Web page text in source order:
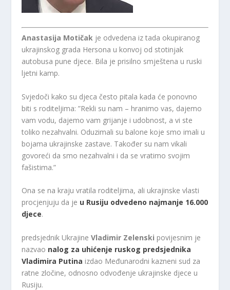
Anastasija Motičak je odvedena iz tada okupiranog
ukrajinskog grada Hersona u konvoj od stotinjak
autobusa pune djece. Bila je prisilno smještena u ruski
ljetni kamp.
Svjedoči kako su djeca često pitala kada će ponovno
biti s roditeljima: ”Rekli su nam – hranimo vas, dajemo
vam vodu, dajemo vam grijanje i udobnost, a vi ste
toliko nezahvalni. Oduzimali su balone koje smo imali u
bojama ukrajinske zastave. Također su nam vikali
govoreći da smo nezahvalni i da se vratimo svojim
fašistima.”
Ona se na kraju vratila roditeljima, ali ukrajinske vlasti
procjenjuju da je u Rusiju odvedeno najmanje 16.000
djece.
predsjednik UkrajineVladimir Zelenski povijesnim je
nazvao nalog za uhićenje ruskog predsjednika
Vladimira Putina izdao Međunarodni kazneni sud za
ratne zločine, odnosno odvođenje ukrajinske djece u
Rusiju.